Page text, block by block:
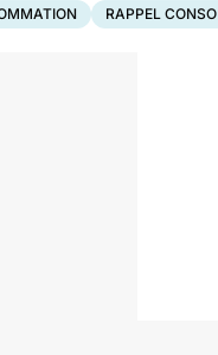
RAPPEL CONSO